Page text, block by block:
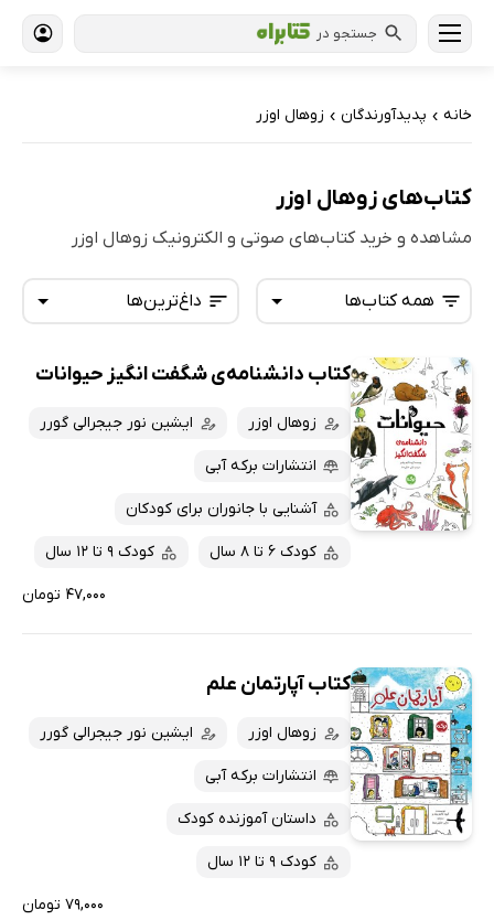
جستجو در
خانه › پدیدآورندگان › زوهال اوزر
کتاب‌های زوهال اوزر
مشاهده و خرید کتاب‌های صوتی و الکترونیک زوهال اوزر
داغ‌ترین‌ها
تازه‌ها
داغ‌ترین‌ها
پرفروش‌ها
پربحث‌ها
ارزان ترین‌ها
همه کتاب‌ها
همه کتاب‌ها
کتاب‌های صوتی
کتاب‌های متنی
کتاب دانشنامه‌ی شگفت انگیز حیوانات
زوهال اوزر ایشین نور جیجرالی گورر
انتشارات برکه آبی
آشنایی با جانوران برای کودکان
کودک 6 تا 8 سال کودک 9 تا 12 سال
۴۷,۰۰۰ تومان
کتاب آپارتمان علم
زوهال اوزر ایشین نور جیجرالی گورر
انتشارات برکه آبی
داستان آموزنده کودک
کودک 9 تا 12 سال
۷۹,۰۰۰ تومان